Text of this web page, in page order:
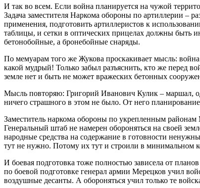
И так во всем. Если война планируется на чужой
Задача заместителя Наркома обороны по артиллерии –
применения, подготовить артиллеристов к
таблицы, и сетки в оптических прицелах должны быть
бетонобойные, а бронебойные снаряды.
По мемуарам того же Жукова проскакивает мысль:
какой мудрый! Только забыл разъяснить, кто же перед
земле нет и быть не может вражеских бетонных
Мысль повторяю: Григорий Иванович Кулик – маршал,
ничего страшного в этом не было. От него
Заместитель наркома обороны по укрепленным
Генеральный штаб не намерен обороняться на своей
народные средства на содержание в готовности
тут не нужно. Потому их тут и строили в минимальном
И боевая подготовка тоже полностью зависела от
по боевой подготовке генерал армии Мерецков учил
воздушные десанты. А обороняться учил только те